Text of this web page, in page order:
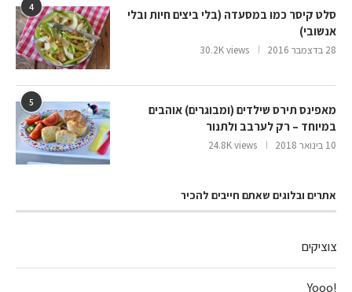
4
סלט קיסר כמו במסעדה (בלי ביצים חיות ובלי
אנשובי)
28 בדצמבר 2016 30.2K views
5
מאפינס תירס שילדים (ומבוגרים) אוהבים
במיוחד – רק לערבב ולתנור
10 בינואר 2018 24.8K views
אתרים ובלוגים שאתם חייבים להכיר
צוציקים
!Yooo